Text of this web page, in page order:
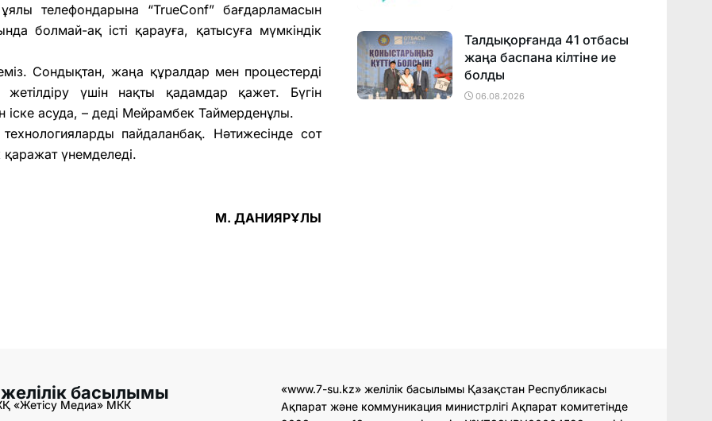
телефондарына “TrueConf” бағдарламасын
болмай-ақ істі қарауға, қатысуға мүмкіндік
Сондықтан, жаңа құралдар мен процестерді
үшін нақты қадамдар қажет. Бүгін
асуда, – деді Мейрамбек Таймерденұлы.
пайдаланбақ. Нәтижесінде сот
қаражат үнемделеді.
М. ДАНИЯРҰЛЫ​
Талдықорғанда 41 отбасы
жаңа баспана кілтіне ие
болды
06.08.2026
басылымы
«Жетісу Медиа» МКК
«www.7-su.kz» желілік басылымы Қазақстан Республикасы
Ақпарат және коммуникация министрлігі Ақпарат комитетінде